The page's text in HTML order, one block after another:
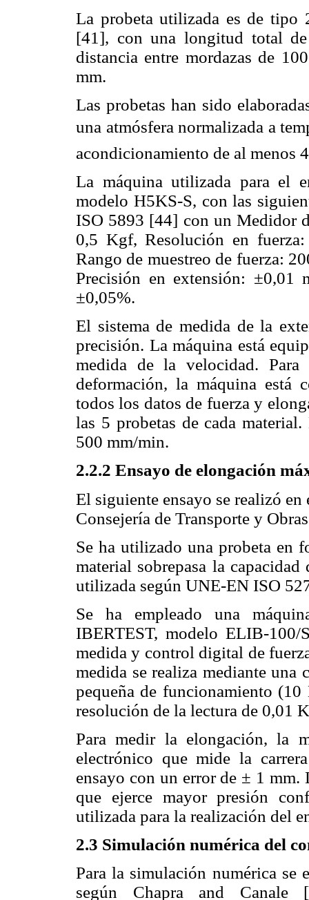
La probeta utilizada es de
[41], con una longitud total
distancia entre mordazas de
mm.
Las probetas han sido
una atmósfera normalizada a
acondicionamiento de al menos
La máquina utilizada para el
modelo H5KS-S, con las
ISO 5893 [44] con un Medidor
0,5 Kgf, Resolución en
Rango de muestreo de fuerza:
Precisión en extensión: ±0,01
±0,05%.
El sistema de medida de la
precisión. La máquina está
medida de la velocidad.
deformación, la máquina está
todos los datos de fuerza y
las 5 probetas de cada
500 mm/min.
2.2.2 Ensayo de elongación
El siguiente ensayo se realizó
Consejería de Transporte y
Se ha utilizado una probeta en
material sobrepasa la
utilizada según UNE-EN ISO
Se ha empleado una
IBERTEST, modelo ELIB-
medida y control digital de
medida se realiza mediante una
pequeña de funcionamiento
resolución de la lectura de 0,01
Para medir la elongación, la
electrónico que mide la
ensayo con un error de ± 1 mm.
que ejerce mayor presión
utilizada para la realización del
2.3 Simulación numérica del
Para la simulación numérica se
según Chapra and Canale